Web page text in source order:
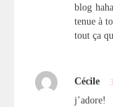
blog
tenue à
tout ça
Cécile
j’adore!